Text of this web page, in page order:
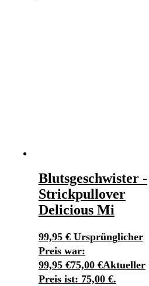
Blutsgeschwister -
Strickpullover
Delicious Mi
99,95 € Ursprünglicher
Preis war:
99,95 €75,00 €Aktueller
Preis ist: 75,00 €.